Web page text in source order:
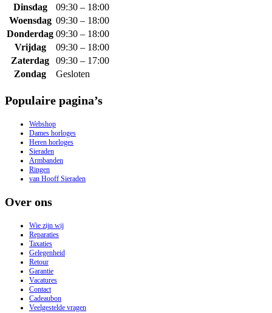
Dinsdag
09:30 – 18:00
Woensdag 09:30 – 18:00
Donderdag 09:30 – 18:00
Vrijdag
09:30 – 18:00
Zaterdag
09:30 – 17:00
Zondag
Gesloten
Populaire pagina’s
Webshop
Dames horloges
Heren horloges
Sieraden
Armbanden
Ringen
van Hooff Sieraden
Over ons
Wie zijn wij
Reparaties
Taxaties
Gelegenheid
Retour
Garantie
Vacatures
Contact
Cadeaubon
Veelgestelde vragen